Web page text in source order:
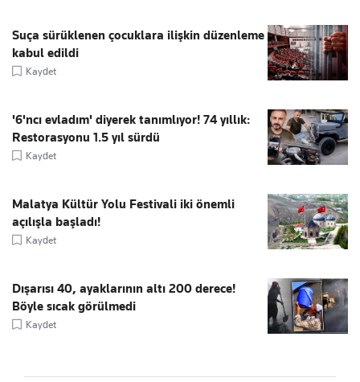
Suça sürüklenen çocuklara ilişkin düzenleme
kabul edildi
Kaydet
'6'ncı evladım' diyerek tanımlıyor! 74 yıllık:
Restorasyonu 1.5 yıl sürdü
Kaydet
Malatya Kültür Yolu Festivali iki önemli
açılışla başladı!
Kaydet
Dışarısı 40, ayaklarının altı 200 derece!
Böyle sıcak görülmedi
Kaydet